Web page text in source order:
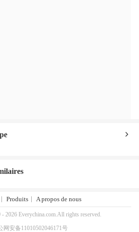
Produits A propos de nous
2026 Everychina.com.All rights reserved.
网安备11010502046171号